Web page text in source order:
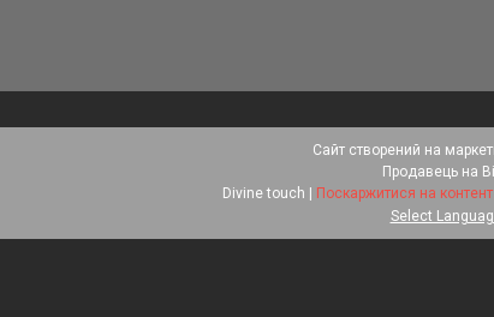
Сайт створений на
Продавець на
Поскаржитися на контент
Select